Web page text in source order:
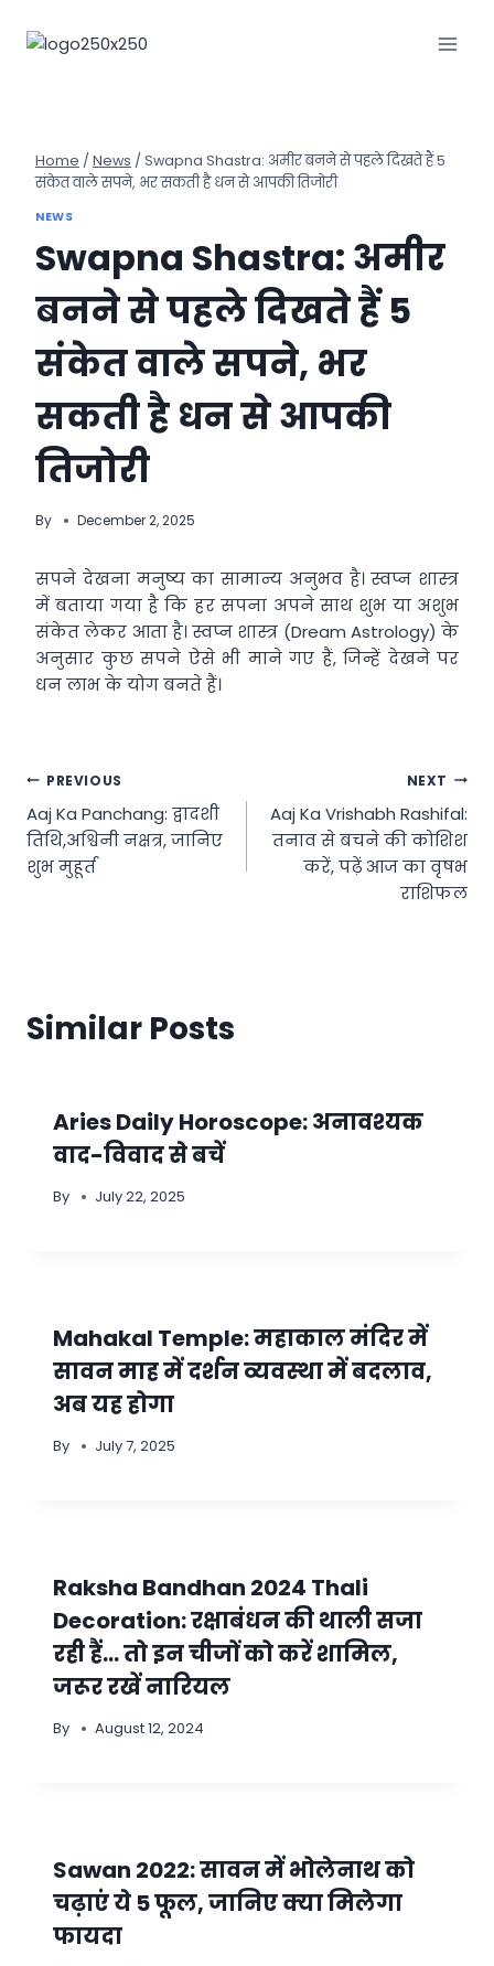
Home / News / Swapna Shastra: अमीर बनने से पहले दिखते हैं 5
संकेत वाले सपने, भर सकती है धन से आपकी तिजोरी
NEWS
Swapna Shastra: अमीर
बनने से पहले दिखते हैं 5
संकेत वाले सपने, भर
सकती है धन से आपकी
तिजोरी
By December 2, 2025
सपने देखना मनुष्य का सामान्य अनुभव है। स्वप्न शास्त्र
में बताया गया है कि हर सपना अपने साथ शुभ या अशुभ
संकेत लेकर आता है। स्वप्न शास्त्र (Dream Astrology) के
अनुसार कुछ सपने ऐसे भी माने गए हैं, जिन्हें देखने पर
धन लाभ के योग बनते हैं।
Post
navigation
PREVIOUS
Aaj Ka Panchang: द्वादशी
तिथि,अश्विनी नक्षत्र, जानिए
शुभ मुहूर्त
NEXT
Aaj Ka Vrishabh Rashifal:
तनाव से बचने की कोशिश
करें, पढ़ें आज का वृषभ
राशिफल
Similar Posts
Aries Daily Horoscope: अनावश्यक
वाद-विवाद से बचें
By July 22, 2025
Mahakal Temple: महाकाल मंदिर में
सावन माह में दर्शन व्‍यवस्‍था में बदलाव,
अब यह होगा
By July 7, 2025
Raksha Bandhan 2024 Thali
Decoration: रक्षाबंधन की थाली सजा
रही हैं… तो इन चीजों को करें शामिल,
जरूर रखें नारियल
By August 12, 2024
Sawan 2022: सावन में भोलेनाथ को
चढ़ाएं ये 5 फूल, जानिए क्या मिलेगा
फायदा